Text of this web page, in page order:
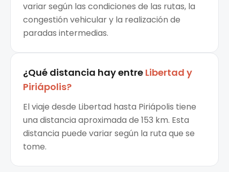
variar según las condiciones de las rutas, la
congestión vehicular y la realización de
paradas intermedias.
¿Qué distancia hay entre Libertad y
Piriápolis?
El viaje desde Libertad hasta Piriápolis tiene
una distancia aproximada de 153 km. Esta
distancia puede variar según la ruta que se
tome.